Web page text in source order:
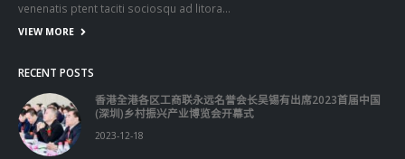
venenatis ptent taciti sociosqu ad litora…
VIEW MORE
RECENT POSTS
香港全港各区工商联永远名誉会长吴锡有出席2023首届中国
(深圳)乡村振兴产业博览会开幕式
2023-12-18